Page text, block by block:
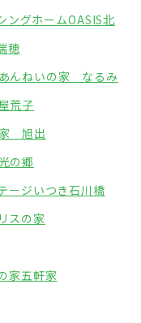
ングホームOASIS北
穂
あんねいの家 なるみ
荒子
家 旭出
光の郷
ージいつき石川橋
スの家
家五軒家